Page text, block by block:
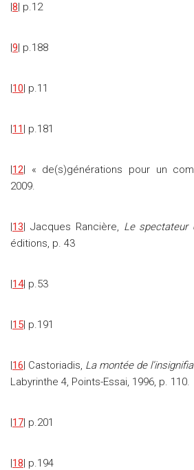
|8| p.12
|9| p.188
|10| p.11
|11 | p.181
|12| « de(s)générations pour un
2009.
|13| Jacques Rancière, Le spectateur
éditions, p. 43
|14| p.53
|15| p.191
|16| Castoriadis, La montée de
Labyrinthe 4, Points-Essai, 1996, p. 110.
|17| p.201
|18| p.194